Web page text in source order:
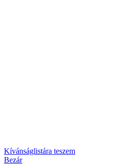
Kívánságlistára teszem
Bezár